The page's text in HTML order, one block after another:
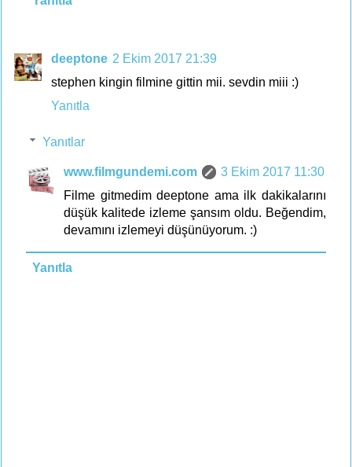
deeptone 2 Ekim 2017 21:39
stephen kingin filmine gittin mii. sevdin miii :)
Yanıtla
Yanıtlar
www.filmgundemi.com
3 Ekim 2017 11:30
Filme gitmedim deeptone ama ilk dakikalarını
düşük kalitede izleme şansım oldu. Beğendim,
devamını izlemeyi düşünüyorum. :)
Yanıtla